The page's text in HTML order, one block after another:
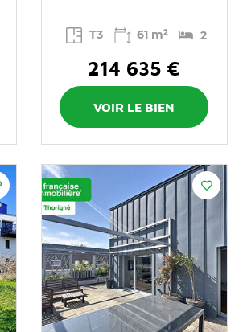
T3 61 m² 2
214 635 €
VOIR LE BIEN